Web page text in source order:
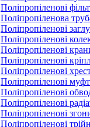
Поліпропіленові
Поліпропіленова
Поліпропіленові
Поліпропіленові
Поліпропіленові
Поліпропіленові
Поліпропіленові
Поліпропіленові
Поліпропіленові
Поліпропіленові
Поліпропіленові
Поліпропіленові